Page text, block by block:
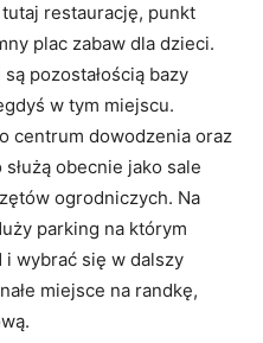
restaurację, punkt
plac zabaw dla dzieci.
pozostałością bazy
w tym miejscu.
centrum dowodzenia oraz
obecnie jako sale
ogrodniczych. Na
parking na którym
i wybrać się w dalszy
miejsce na randkę,